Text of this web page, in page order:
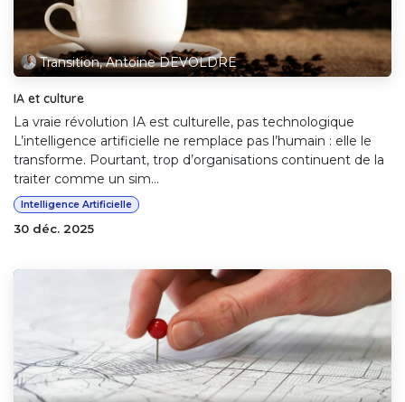
Transition, Antoine DEVOLDRE
IA et culture
La vraie révolution IA est culturelle, pas technologique
L’intelligence artificielle ne remplace pas l’humain : elle le
transforme. Pourtant, trop d’organisations continuent de la
traiter comme un sim...
Intelligence Artificielle
30 déc. 2025